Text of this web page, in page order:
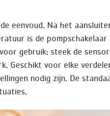
eenvoud. Na het
is de pompschakelaar
gebruik: steek de
Geschikt voor elke
nodig zijn. De